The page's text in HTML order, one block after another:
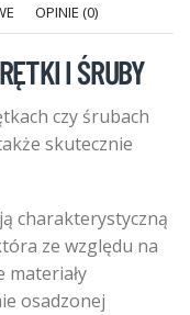
OPINIE (0)
I ŚRUBY
czy śrubach
skutecznie
charakterystyczną
ze względu na
materiały
osadzonej